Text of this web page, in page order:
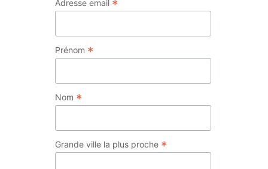
Adresse email *
Prénom *
Nom *
Grande ville la plus proche *